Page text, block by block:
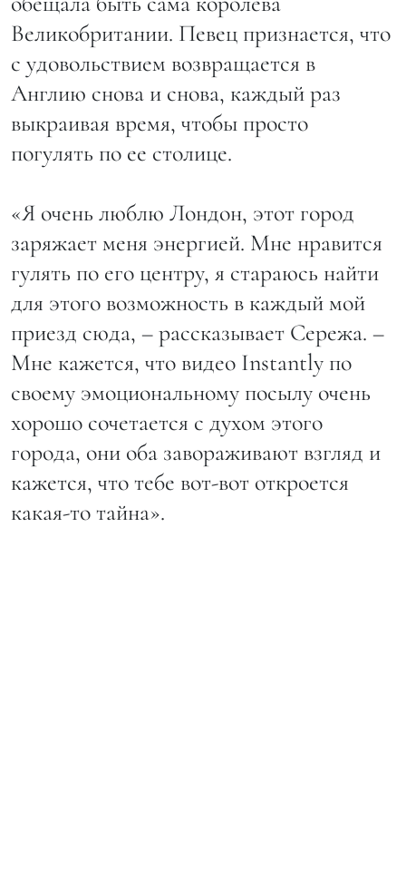
Великобритании. Певец признается, что
с удовольствием возвращается в
Англию снова и снова, каждый раз
выкраивая время, чтобы просто
погулять по ее столице.
«Я очень люблю Лондон, этот город
заряжает меня энергией. Мне нравится
гулять по его центру, я стараюсь найти
для этого возможность в каждый мой
приезд сюда, – рассказывает Сережа. –
Мне кажется, что видео Instantly по
своему эмоциональному посылу очень
хорошо сочетается с духом этого
города, они оба завораживают взгляд и
кажется, что тебе вот-вот откроется
какая-то тайна».